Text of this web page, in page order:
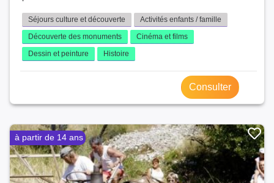
Séjours culture et découverte
Activités enfants / famille
Découverte des monuments
Cinéma et films
Dessin et peinture
Histoire
Consulter
à partir de 14 ans